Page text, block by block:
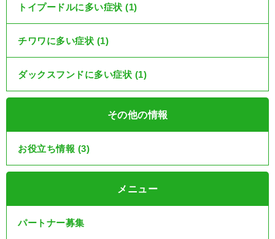
トイプードルに多い症状 (1)
チワワに多い症状 (1)
ダックスフンドに多い症状 (1)
その他の情報
お役立ち情報 (3)
メニュー
パートナー募集